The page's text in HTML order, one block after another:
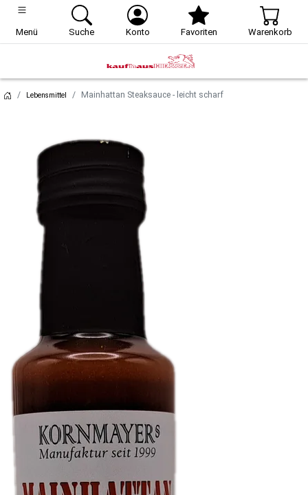
Menü Suche Konto Favoriten Warenkorb
Lebensmittel Mainhattan Steaksauce - leicht scharf